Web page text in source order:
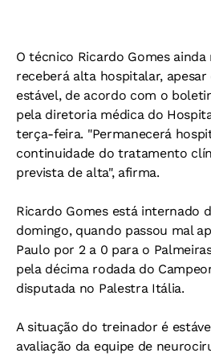
O técnico Ricardo Gomes ainda
receberá alta hospitalar,
estável, de acordo com o
pela diretoria médica do
terça-feira. "Permanecerá
continuidade do tratamento
prevista de alta", afirma.
Ricardo Gomes está internado
domingo, quando passou mal
Paulo por 2 a 0 para o
pela décima rodada do
disputada no Palestra Itália.
A situação do treinador é
avaliação da equipe de